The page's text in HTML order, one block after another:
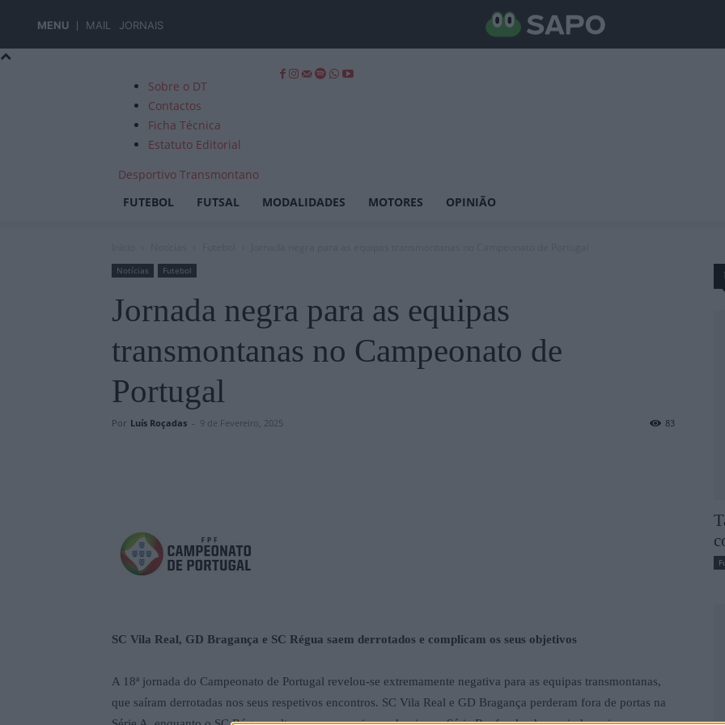
MENU MAIL JORNAIS
Sobre o DT
Contactos
Ficha Técnica
Estatuto Editorial
Desportivo Transmontano
FUTEBOL
FUTSAL MODALIDADES MOTORES OPINIÃO
Notícias Futebol
Jornada negra para as equipas
transmontanas no Campeonato de
Portugal
Por Luís Roçadas - 9 de Fevereiro, 2025 83
SC Vila Real, GD Bragança e SC Régua saem derrotados e complicam os seus objetivos
A 18ª jornada do Campeonato de Portugal revelou-se extremamente negativa para as equipas transmontanas,
que saíram derrotadas nos seus respetivos encontros. SC Vila Real e GD Bragança perderam fora de portas na